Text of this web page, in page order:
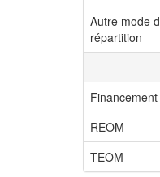
Autre mode
répartition
Financement
REOM
TEOM